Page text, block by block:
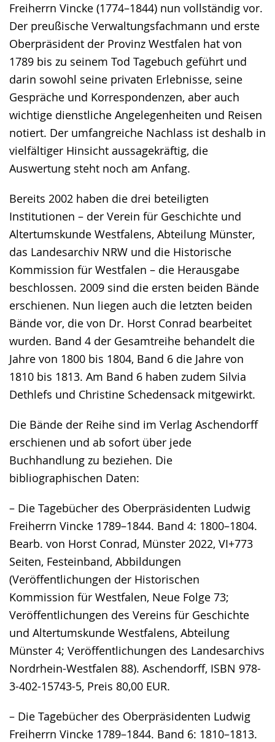
Freiherrn Vincke (1774–1844) nun vollständig vor.
Der preußische Verwaltungsfachmann und erste
Oberpräsident der Provinz Westfalen hat von
1789 bis zu seinem Tod Tagebuch geführt und
darin sowohl seine privaten Erlebnisse, seine
Gespräche und Korrespondenzen, aber auch
wichtige dienstliche Angelegenheiten und Reisen
notiert. Der umfangreiche Nachlass ist deshalb in
vielfältiger Hinsicht aussagekräftig, die
Auswertung steht noch am Anfang.
Bereits 2002 haben die drei beteiligten
Institutionen – der Verein für Geschichte und
Altertumskunde Westfalens, Abteilung Münster,
das Landesarchiv NRW und die Historische
Kommission für Westfalen – die Herausgabe
beschlossen. 2009 sind die ersten beiden Bände
erschienen. Nun liegen auch die letzten beiden
Bände vor, die von Dr. Horst Conrad bearbeitet
wurden. Band 4 der Gesamtreihe behandelt die
Jahre von 1800 bis 1804, Band 6 die Jahre von
1810 bis 1813. Am Band 6 haben zudem Silvia
Dethlefs und Christine Schedensack mitgewirkt.
Die Bände der Reihe sind im Verlag Aschendorff
erschienen und ab sofort über jede
Buchhandlung zu beziehen. Die
bibliographischen Daten:
– Die Tagebücher des Oberpräsidenten Ludwig
Freiherrn Vincke 1789–1844. Band 4: 1800–1804.
Bearb. von Horst Conrad, Münster 2022, VI+773
Seiten, Festeinband, Abbildungen
(Veröffentlichungen der Historischen
Kommission für Westfalen, Neue Folge 73;
Veröffentlichungen des Vereins für Geschichte
und Altertumskunde Westfalens, Abteilung
Münster 4; Veröffentlichungen des Landesarchivs
Nordrhein-Westfalen 88). Aschendorff, ISBN 978-
3-402-15743-5, Preis 80,00 EUR.
– Die Tagebücher des Oberpräsidenten Ludwig
Freiherrn Vincke 1789–1844. Band 6: 1810–1813.